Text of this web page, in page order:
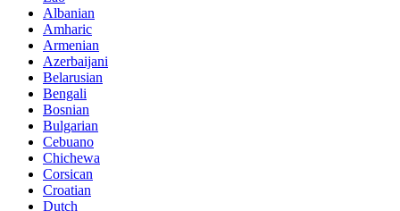
Albanian
Amharic
Armenian
Azerbaijani
Belarusian
Bengali
Bosnian
Bulgarian
Cebuano
Chichewa
Corsican
Croatian
Dutch